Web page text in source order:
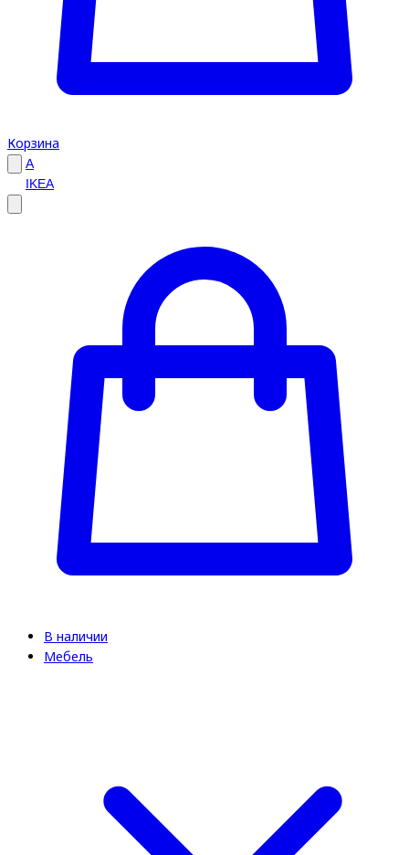
Корзина
A
IKEA
В наличии
Мебель